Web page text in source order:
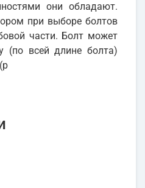
они обладают.
при выборе болтов
части. Болт может
(по всей длине болта)